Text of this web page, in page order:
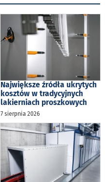
Największe źródła ukrytych
kosztów w tradycyjnych
lakierniach proszkowych
7 sierpnia 2026